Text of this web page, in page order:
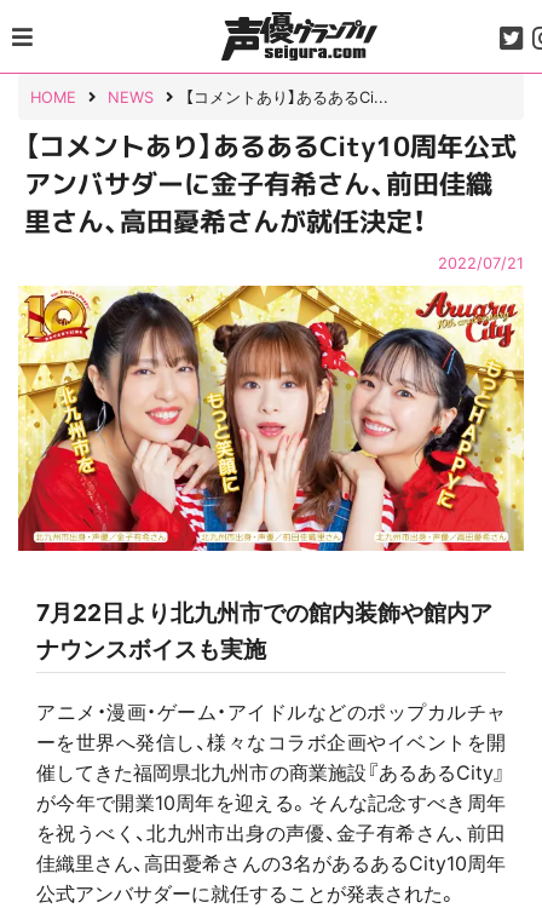
to
content
HOME NEWS 【コメントあり】あるあるCi...
【コメントあり】あるあるCity10周年公式
アンバサダーに金子有希さん、前田佳織
里さん、高田憂希さんが就任決定！
2022/07/21
7月22日より北九州市での館内装飾や館内ア
ナウンスボイスも実施
アニメ・漫画・ゲーム・アイドルなどのポップカルチャ
ーを世界へ発信し、様々なコラボ企画やイベントを開
催してきた福岡県北九州市の商業施設『あるあるCity』
が今年で開業10周年を迎える。そんな記念すべき周年
を祝うべく、北九州市出身の声優、金子有希さん、前田
佳織里さん、高田憂希さんの3名があるあるCity10周年
公式アンバサダーに就任することが発表された。